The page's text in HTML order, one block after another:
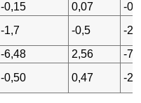
-0,15 0,07
-
-1,7 -0,5
-
-6,48 2,56
-
-0,50 0,47 -